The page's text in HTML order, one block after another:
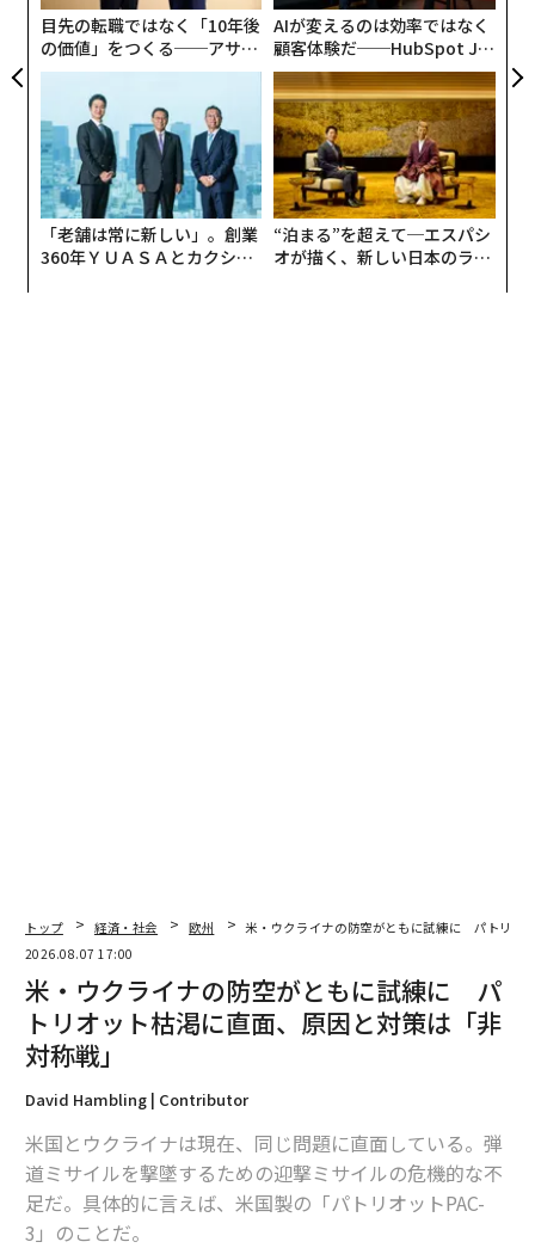
関連記事
顔を検出し頭部を撃つ新型ドローン、ウクライナが使用か 「スローター
ボット」の恐怖
ロシア政府が対外プロパガンダ活動予算を増額 深刻な財政難の中
ロシアに戦争終結を迫るにはバルト海から圧力をかけよ
100km超飛ぶ謎のFPVクワッドコプターをウクライナが投入 中距離攻撃
「大群」化の可能性
目先の転職ではなく「10年後
の価値」をつくる──アサイ
ンの長期伴走型支援とは
AIが変えるのは効率ではなく
顧客体験だ──HubSpot Ja
panが語る「Grow Better」
な組織のつくり方
「老舗は常に新しい」。創業
360年ＹＵＡＳＡとカクシン
“泊まる”を超えて─エスパシ
オが描く、新しい日本のラグ
トップ 経済・社会 欧州
米・ウクライナの防空がともに試練に パトリオ
2026.08.07 17:00
米・ウクライナの防空がともに試練に パ
トリオット枯渇に直面、原因と対策は「非
対称戦」
David Hambling | Contributor
米国とウクライナは現在、同じ問題に直面している。弾
道ミサイルを撃墜するための迎撃ミサイルの危機的な不
足だ。具体的に言えば、米国製の「パトリオットPAC-
3」のことだ。